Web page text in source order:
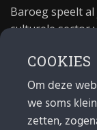
Baroeg speelt
culturele sector
poppodium 40
MAIL
COOKIES
Om deze
we soms
zetten,